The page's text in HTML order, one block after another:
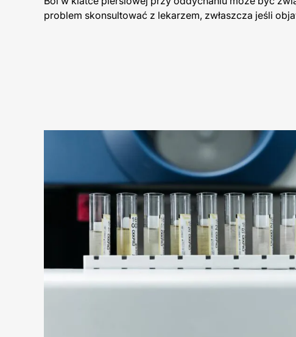
problem skonsultować z lekarzem, zwłaszcza jeśli